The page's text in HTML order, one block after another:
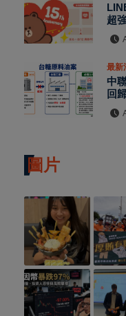
超
開
最新
中
回
圖片